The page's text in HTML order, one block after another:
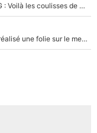
Maghnes Akliouche raconte sa signature au PSG : Voilà les coulisses de son transfert de rêve à 50M€
250M€ pour signer une star : Le PSG avait déjà réalisé une folie sur le mercato bien avant Neymar !